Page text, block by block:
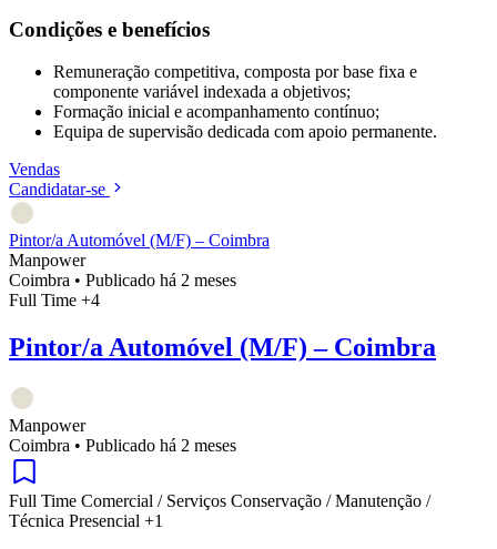
Condições e benefícios
Remuneração competitiva, composta por base fixa e
componente variável indexada a objetivos;
Formação inicial e acompanhamento contínuo;
Equipa de supervisão dedicada com apoio permanente.
Vendas
Candidatar-se
Pintor/a Automóvel (M/F) – Coimbra
Manpower
Coimbra • Publicado há 2 meses
Full Time +4
Pintor/a Automóvel (M/F) – Coimbra
Manpower
Coimbra • Publicado há 2 meses
Full Time Comercial / Serviços Conservação / Manutenção /
Técnica Presencial +1